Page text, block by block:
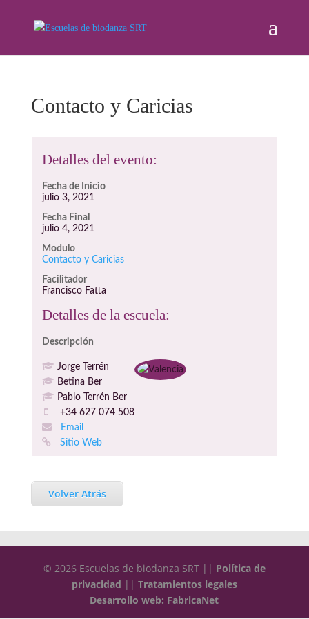
Contacto y Caricias
Detalles del evento:
Fecha de Inicio
julio 3, 2021
Fecha Final
julio 4, 2021
Modulo
Contacto y Caricias
Facilitador
Francisco Fatta
Detalles de la escuela:
Descripción
Jorge Terrén
Betina Ber
Pablo Terrén Ber
+34 627 074 508
Email
Sitio Web
Volver Atrás
© 2026 Escuelas de biodanza SRT || Política de
privacidad || Tratamientos legales
Desarrollo web: FabricaNet